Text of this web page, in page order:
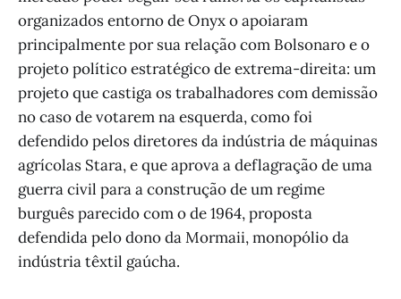
organizados entorno de Onyx o apoiaram
principalmente por sua relação com Bolsonaro e o
projeto político estratégico de extrema-direita: um
projeto que castiga os trabalhadores com demissão
no caso de votarem na esquerda, como foi
defendido pelos diretores da indústria de máquinas
agrícolas Stara, e que aprova a deflagração de uma
guerra civil para a construção de um regime
burguês parecido com o de 1964, proposta
defendida pelo dono da Mormaii, monopólio da
indústria têxtil gaúcha.